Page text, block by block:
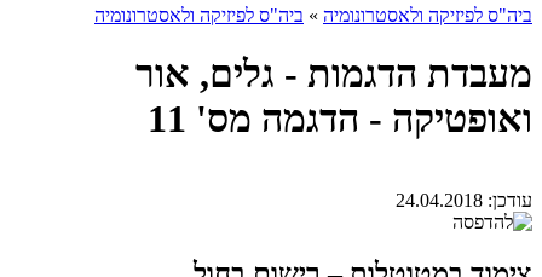
ביה"ס לפיזיקה ולאסטרונומיה » ביה"ס לפיזיקה ולאסטרונומיה
מעבדת הדגמות - גלים, אור
ואופטיקה - הדגמה מס' 11
עודכן: 24.04.2018